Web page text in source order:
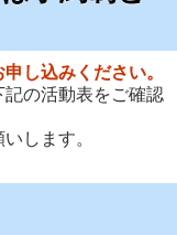
し込みください。
記の活動表をご確認
します。